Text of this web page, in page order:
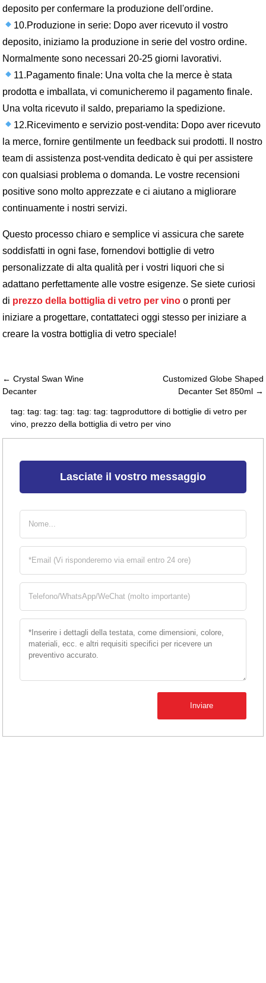
deposito per confermare la produzione dell'ordine.
10.Produzione in serie: Dopo aver ricevuto il vostro
deposito, iniziamo la produzione in serie del vostro ordine.
Normalmente sono necessari 20-25 giorni lavorativi.
11.Pagamento finale: Una volta che la merce è stata
prodotta e imballata, vi comunicheremo il pagamento finale.
Una volta ricevuto il saldo, prepariamo la spedizione.
12.Ricevimento e servizio post-vendita: Dopo aver ricevuto
la merce, fornire gentilmente un feedback sui prodotti. Il nostro
team di assistenza post-vendita dedicato è qui per assistere
con qualsiasi problema o domanda. Le vostre recensioni
positive sono molto apprezzate e ci aiutano a migliorare
continuamente i nostri servizi.
Questo processo chiaro e semplice vi assicura che sarete
soddisfatti in ogni fase, fornendovi bottiglie di vetro
personalizzate di alta qualità per i vostri liquori che si
adattano perfettamente alle vostre esigenze. Se siete curiosi
di prezzo della bottiglia di vetro per vino o pronti per
iniziare a progettare, contattateci oggi stesso per iniziare a
creare la vostra bottiglia di vetro speciale!
← Crystal Swan Wine
Decanter
Customized Globe Shaped
Decanter Set 850ml →
tag: tag: tag: tag: tag: tag: tagproduttore di bottiglie di vetro per
vino, prezzo della bottiglia di vetro per vino
Lasciate il vostro messaggio
Inviare